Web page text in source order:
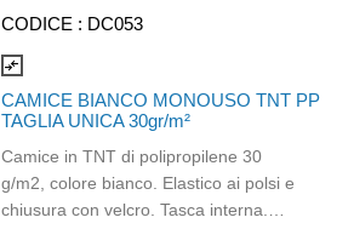
CODICE : DC053
compare_arrows
CAMICE BIANCO MONOUSO TNT PP
TAGLIA UNICA 30gr/m²
Camice in TNT di polipropilene 30
g/m2, colore bianco. Elastico ai polsi e
chiusura con velcro. Tasca interna.